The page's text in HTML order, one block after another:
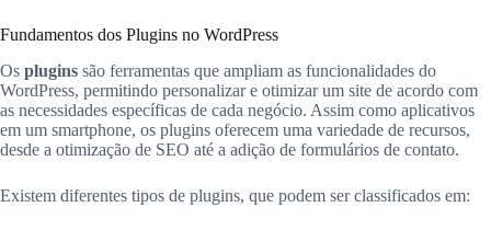
Fundamentos dos Plugins no WordPress
Os plugins são ferramentas que ampliam as funcionalidades do
WordPress, permitindo personalizar e otimizar um site de acordo com
as necessidades específicas de cada negócio. Assim como aplicativos
em um smartphone, os plugins oferecem uma variedade de recursos,
desde a otimização de SEO até a adição de formulários de contato.
Existem diferentes tipos de plugins, que podem ser classificados em: